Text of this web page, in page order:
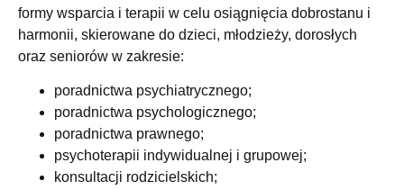
formy wsparcia i terapii w celu osiągnięcia dobrostanu i
harmonii, skierowane do dzieci, młodzieży, dorosłych
oraz seniorów w zakresie:
poradnictwa psychiatrycznego;
poradnictwa psychologicznego;
poradnictwa prawnego;
psychoterapii indywidualnej i grupowej;
konsultacji rodzicielskich;